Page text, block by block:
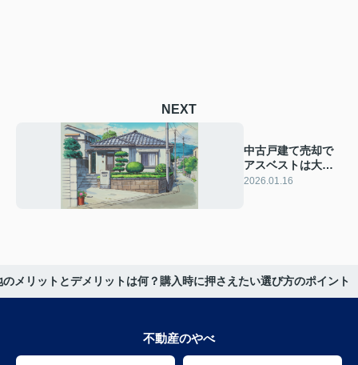
NEXT
中古戸建て売却で
アスベストは大丈
夫？解体や契約時
2026.01.16
のメリットとデメリットは何？購入時に押さえたい選び方のポイント
不動産のやべ